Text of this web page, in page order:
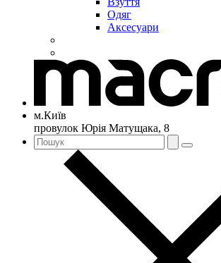
Одяг
Аксесуари
м.Київ
провулок Юрія Матущака, 8